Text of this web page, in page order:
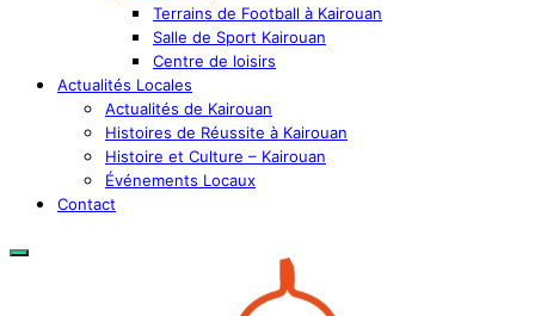
Terrains de Football à Kairouan
Salle de Sport Kairouan
Centre de loisirs
Actualités Locales
Actualités de Kairouan
Histoires de Réussite à Kairouan
Histoire et Culture – Kairouan
Événements Locaux
Contact